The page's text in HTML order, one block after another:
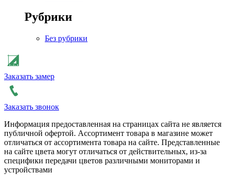
Рубрики
Без рубрики
Заказать замер
Заказать звонок
Информация предоставленная на страницах сайта не является
публичной офертой. Ассортимент товара в магазине может
отличаться от ассортимента товара на сайте. Представленные
на сайте цвета могут отличаться от действительных, из-за
специфики передачи цветов различными мониторами и
устройствами